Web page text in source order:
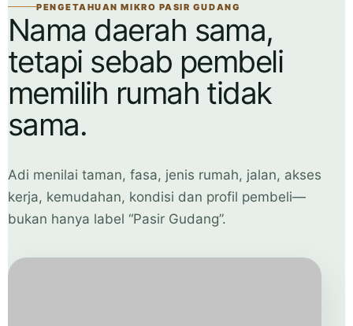
PENGETAHUAN MIKRO PASIR GUDANG
Nama daerah sama,
tetapi sebab pembeli
memilih rumah tidak
sama.
Adi menilai taman, fasa, jenis rumah, jalan, akses
kerja, kemudahan, kondisi dan profil pembeli—
bukan hanya label “Pasir Gudang”.